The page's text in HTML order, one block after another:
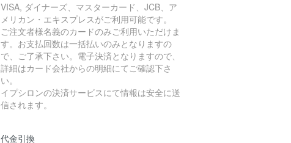
VISA, ダイナーズ、マスターカード、JCB、ア
メリカン・エキスプレスがご利用可能です。
ご注文者様名義のカードのみご利用いただけま
す。お支払回数は一括払いのみとなりますの
で、ご了承下さい。電子決済となりますので、
詳細はカード会社からの明細にてご確認下さ
い。
イプシロンの決済サービスにて情報は安全に送
信されます。
代金引換